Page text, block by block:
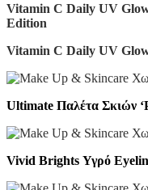
Vitamin C Daily UV
Edition
Vitamin C Daily UV
Ultimate Παλέτα Σκιών
Vivid Brights Υγρό